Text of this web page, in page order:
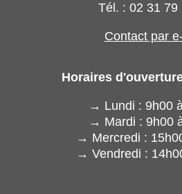
Tél. : 02 31 79
Contact par
Horaires
→ Lundi : 9h00
→ Mardi : 9h00
→ Mercredi :
→ Vendredi :